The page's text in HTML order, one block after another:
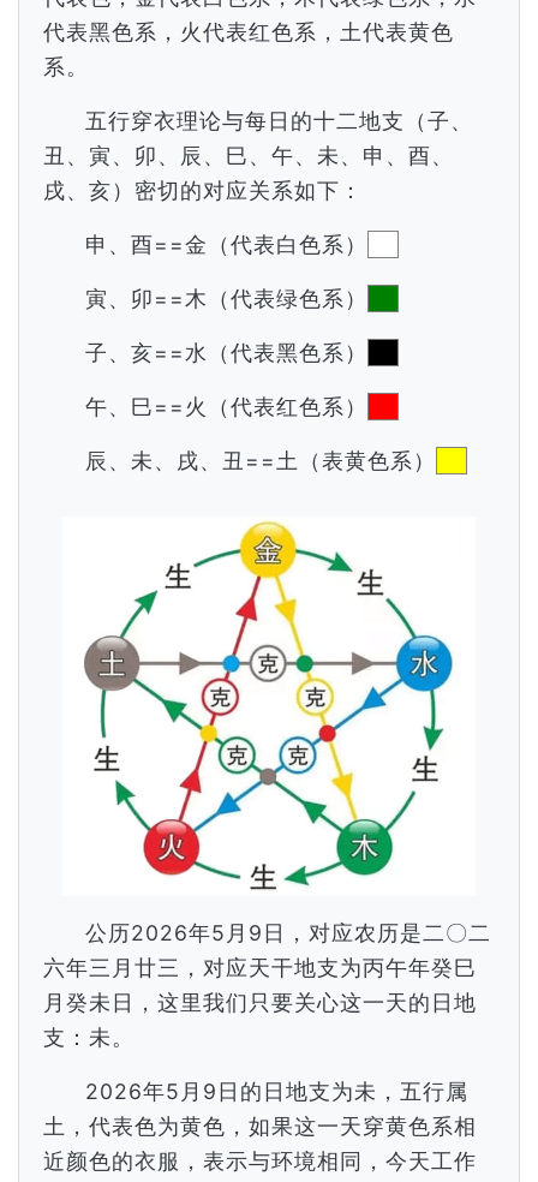
代表黑色系，火代表红色系，土代表黄色
系。
五行穿衣理论与每日的十二地支（子、
丑、寅、卯、辰、巳、午、未、申、酉、
戌、亥）密切的对应关系如下：
申、酉==金（代表白色系）
寅、卯==木（代表绿色系）
子、亥==水（代表黑色系）
午、巳==火（代表红色系）
辰、未、戌、丑==土（表黄色系）
公历2026年5月9日，对应农历是二〇二
六年三月廿三，对应天干地支为丙午年癸巳
月癸未日，这里我们只要关心这一天的日地
支：未。
2026年5月9日的日地支为未，五行属
土，代表色为黄色，如果这一天穿黄色系相
近颜色的衣服，表示与环境相同，今天工作